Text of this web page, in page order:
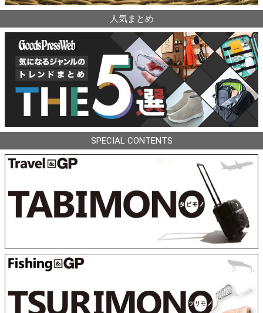
人気まとめ
SPECIAL CONTENTS